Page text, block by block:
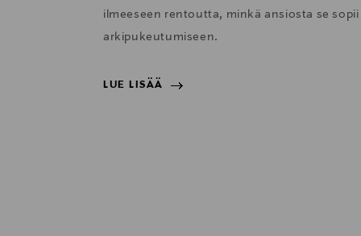
ilmeeseen rentoutta, minkä ansiosta se
arkipukeutumiseen.
LUE LISÄÄ